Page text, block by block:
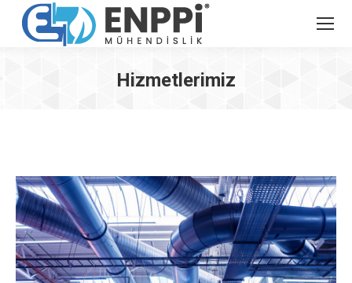
Hizmetlerimiz